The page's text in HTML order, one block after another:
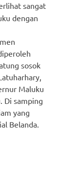
sangat
dengan
sosok
Maluku
Di samping
yang
Belanda.